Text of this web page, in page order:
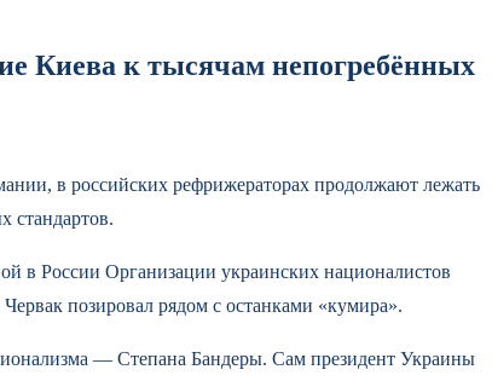
Киева к тысячам непогребённых
в российских рефрижераторах продолжают лежать
стандартов.
в России Организации украинских националистов
позировал рядом с останками «кумира».
— Степана Бандеры. Сам президент Украины